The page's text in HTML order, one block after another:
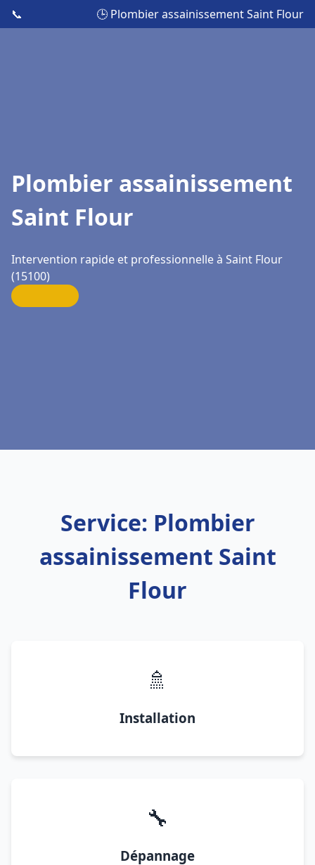
📞 🕒 Plombier assainissement Saint Flour
Plombier assainissement
Saint Flour
Intervention rapide et professionnelle à Saint Flour
(15100)
Service: Plombier
assainissement Saint
Flour
🚿
Installation
🔧
Dépannage